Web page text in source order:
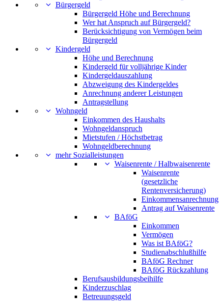
Bürgergeld
Bürgergeld Höhe und Berechnung
Wer hat Anspruch auf Bürgergeld?
Berücksichtigung von Vermögen beim
Bürgergeld
Kindergeld
Höhe und Berechnung
Kindergeld für volljährige Kinder
Kindergeldauszahlung
Abzweigung des Kindergeldes
Anrechnung anderer Leistungen
Antragstellung
Wohngeld
Einkommen des Haushalts
Wohngeldanspruch
Mietstufen / Höchstbetrag
Wohngeldberechnung
mehr Sozialleistungen
Waisenrente / Halbwaisenrente
Waisenrente
(gesetzliche
Rentenversicherung)
Einkommensanrechnung
Antrag auf Waisenrente
BAföG
Einkommen
Vermögen
Was ist BAföG?
Studienabschlußhilfe
BAföG Rechner
BAföG Rückzahlung
Berufsausbildungsbeihilfe
Kinderzuschlag
Betreuungsgeld